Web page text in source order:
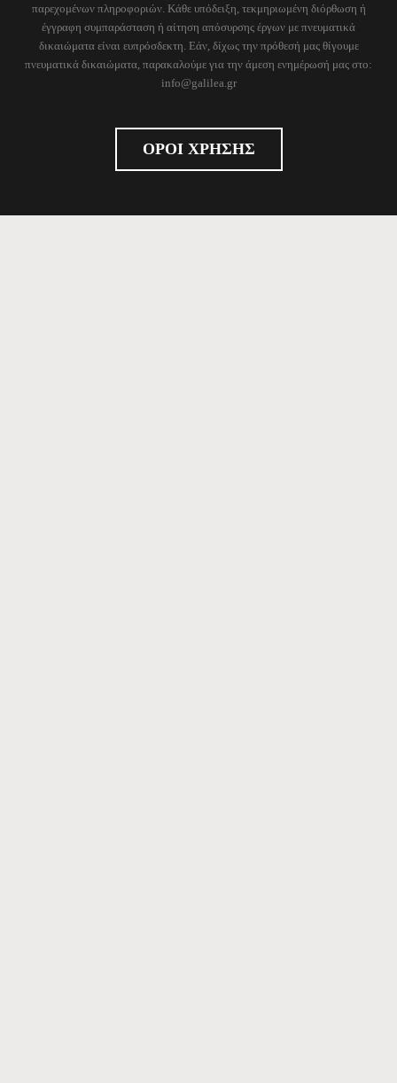
παρεχομένων πληροφοριών. Κάθε υπόδειξη, τεκμηριωμένη διόρθωση ή
έγγραφη συμπαράσταση ή αίτηση απόσυρσης έργων με πνευματικά
δικαιώματα είναι ευπρόσδεκτη. Εάν, δίχως την πρόθεσή μας θίγουμε
πνευματικά δικαιώματα, παρακαλούμε για την άμεση ενημέρωσή μας στο:
info@galilea.gr
ΟΡΟΙ ΧΡΗΣΗΣ